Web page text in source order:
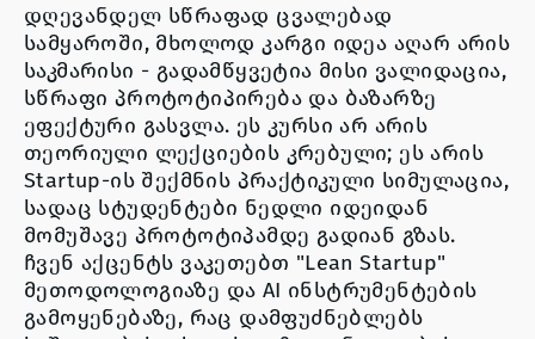
დღევანდელ სწრაფად ცვალებად
სამყაროში, მხოლოდ კარგი იდეა აღარ არის
საკმარისი - გადამწყვეტია მისი ვალიდაცია,
სწრაფი პროტოტიპირება და ბაზარზე
ეფექტური გასვლა. ეს კურსი არ არის
თეორიული ლექციების კრებული; ეს არის
Startup-ის შექმნის პრაქტიკული სიმულაცია,
სადაც სტუდენტები ნედლი იდეიდან
მომუშავე პროტოტიპამდე გადიან გზას.
ჩვენ აქცენტს ვაკეთებთ "Lean Startup"
მეთოდოლოგიაზე და AI ინსტრუმენტების
გამოყენებაზე, რაც დამფუძნებლებს